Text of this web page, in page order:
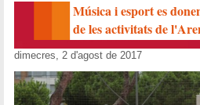
Música i esport es
de les activitats de
dimecres, 2 d'agost de 2017